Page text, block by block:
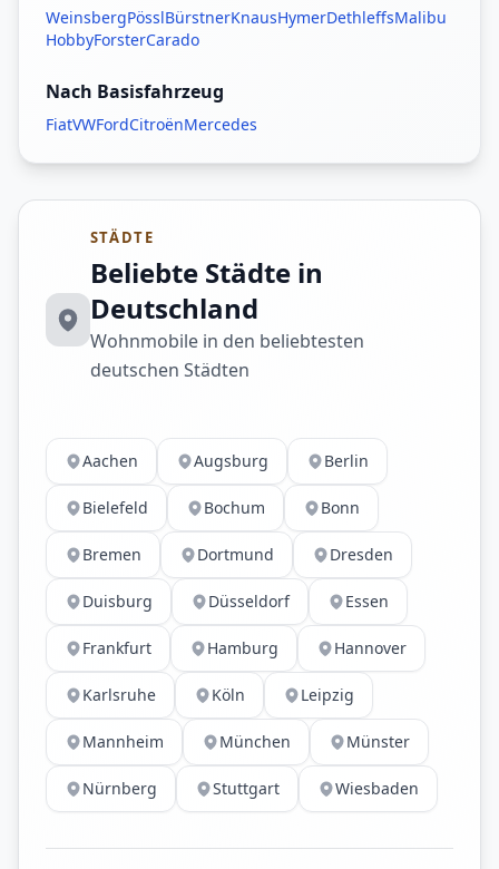
WeinsbergPösslBürstnerKnausHymerDethleffsMalibu
HobbyForsterCarado
Nach Basisfahrzeug
FiatVWFordCitroënMercedes
STÄDTE
Beliebte Städte in
Deutschland
Wohnmobile in den beliebtesten
deutschen Städten
Aachen Augsburg Berlin
Bielefeld Bochum Bonn
Bremen Dortmund Dresden
Duisburg Düsseldorf Essen
Frankfurt Hamburg Hannover
Karlsruhe Köln Leipzig
Mannheim München Münster
Nürnberg Stuttgart Wiesbaden